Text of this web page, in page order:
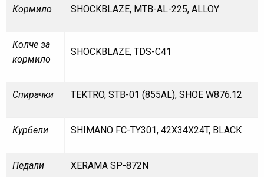
Кормило SHOCKBLAZE, MTB-AL-225, ALLOY
Колче за
кормило
SHOCKBLAZE, TDS-C41
Спирачки TEKTRO, STB-01 (855AL), SHOE W876.12
Курбели SHIMANO FC-TY301, 42X34X24T, BLACK
Педали XERAMA SP-872N